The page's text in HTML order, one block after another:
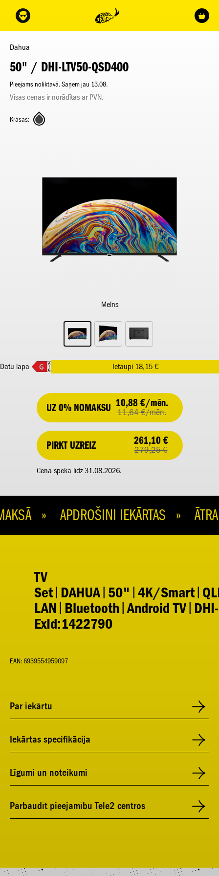
Dahua
50" / DHI-LTV50-QSD400
Pieejams noliktavā. Saņem jau 13.08.
Visas cenas ir norādītas ar PVN.
Krāsas:
Melns
Datu lapa Ietaupi 18,15 €
UZ 0% NOMAKSU 10,88 €/mēn.
11,64 €/mēn.
PIRKT UZREIZ 261,10 €
279,25 €
Cena spekā līdz 31.08.2026.
» APDROŠINI IEKĀRTAS »
TV
Set|DAHUA|50"|4K/
LAN|Bluetooth|Android TV|DHI-
ExId:1422790
EAN: 6939554959097
Par iekārtu
Iekārtas specifikācija
Līgumi un noteikumi
Pārbaudīt pieejamību Tele2 centros